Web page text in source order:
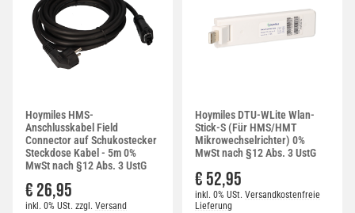
Hoymiles HMS-
Anschlusskabel Field
Connector auf Schukostecker
Steckdose Kabel - 5m 0%
MwSt nach §12 Abs. 3 UstG
€ 26,95
inkl. 0% USt. zzgl. Versand
Hoymiles DTU-WLite Wlan-
Stick-S (Für HMS/HMT
Mikrowechselrichter) 0%
MwSt nach §12 Abs. 3 UstG
€ 52,95
inkl. 0% USt. Versandkostenfreie
Lieferung